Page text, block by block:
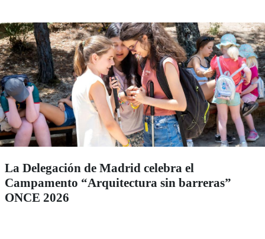
La Delegación de Madrid celebra el
Campamento “Arquitectura sin barreras”
ONCE 2026